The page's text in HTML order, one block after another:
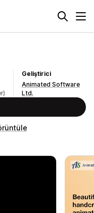
Geliştirici
Animated Software
Ltd.